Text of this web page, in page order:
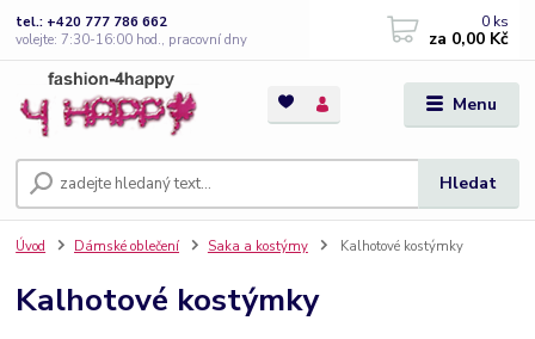
Menu
Hledat
tel.: +420 777 786 662
volejte: 7:30-16:00 hod., pracovní dny
0 ks
za 0,00 Kč
Úvod Dámské oblečení Saka a kostýmy Kalhotové kostýmky
Kalhotové kostýmky